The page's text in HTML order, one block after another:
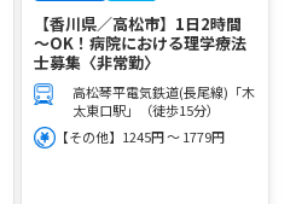
【香川県／高松市】1日2時間
～OK！病院における理学療法
士募集〈非常勤〉
高松琴平電気鉄道(長尾線)「木
太東口駅」（徒歩15分）
【その他】1245円 ～ 1779円